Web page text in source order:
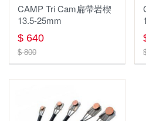
CAMP Tri Cam扁帶岩楔
13.5-25mm
$ 640
$ 800